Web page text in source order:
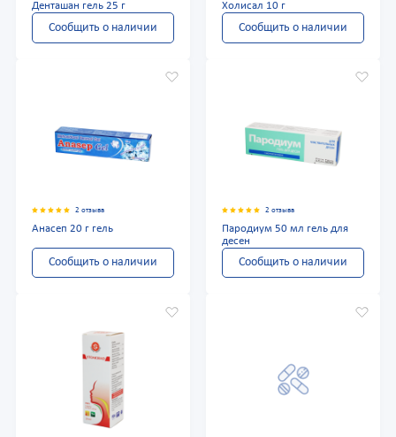
Денташан гель 25 г
Сообщить о наличии
Холисал 10 г
Сообщить о наличии
2 отзыва
Анасеп 20 г гель
Сообщить о наличии
2 отзыва
Пародиум 50 мл гель для
десен
Сообщить о наличии